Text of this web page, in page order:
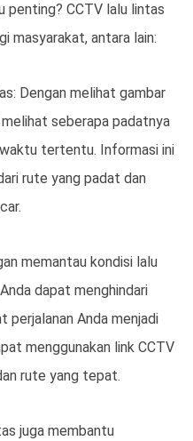
penting? CCTV lalu lintas
masyarakat, antara lain:
Dengan melihat gambar
seberapa padatnya
tertentu. Informasi ini
rute yang padat dan
memantau kondisi lalu
dapat menghindari
perjalanan Anda menjadi
menggunakan link CCTV
rute yang tepat.
juga membantu